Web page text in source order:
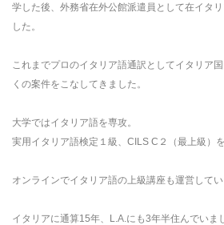
学した後、外務省在外公館派遣員として在イタ
した。
これまでプロのイタリア語通訳としてイタリア
くの案件をこなしてきました。
大学ではイタリア語を専攻。
実用イタリア語検定１級、CILS C２（最上級）
オンラインでイタリア語の上級講座も運営してい
イタリアに通算15年、L.A.にも3年半住んでいま